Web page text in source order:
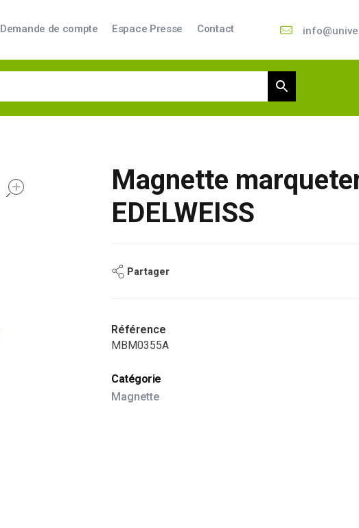
Demande de compte Espace Presse Contact
Magnette
EDELWEISS
Partager
Référence
MBM0355A
Catégorie
Magnette